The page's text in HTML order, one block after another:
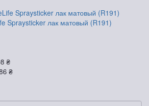
Spraysticker лак матовый (R191)
₴
₴